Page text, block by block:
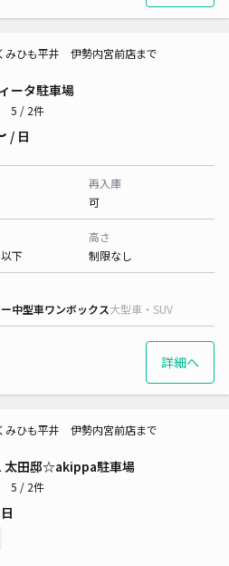
ータ駐車場
ひも平井 伊勢内宮前店まで
5 / 2件
/ 日
再入庫
可
下
高さ
制限なし
中型車ワンボックス大型車・SUV
詳細へ
太田邸☆akippa駐車場
ひも平井 伊勢内宮前店まで
5 / 2件